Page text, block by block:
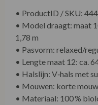
• ProductID / SKU:
• Model draagt: maat
1,78 m
• Pasvorm: relaxed/
• Lengte maat 12: ca.
• Halslijn: V‑hals met
• Mouwen: korte
• Materiaal: 100 %